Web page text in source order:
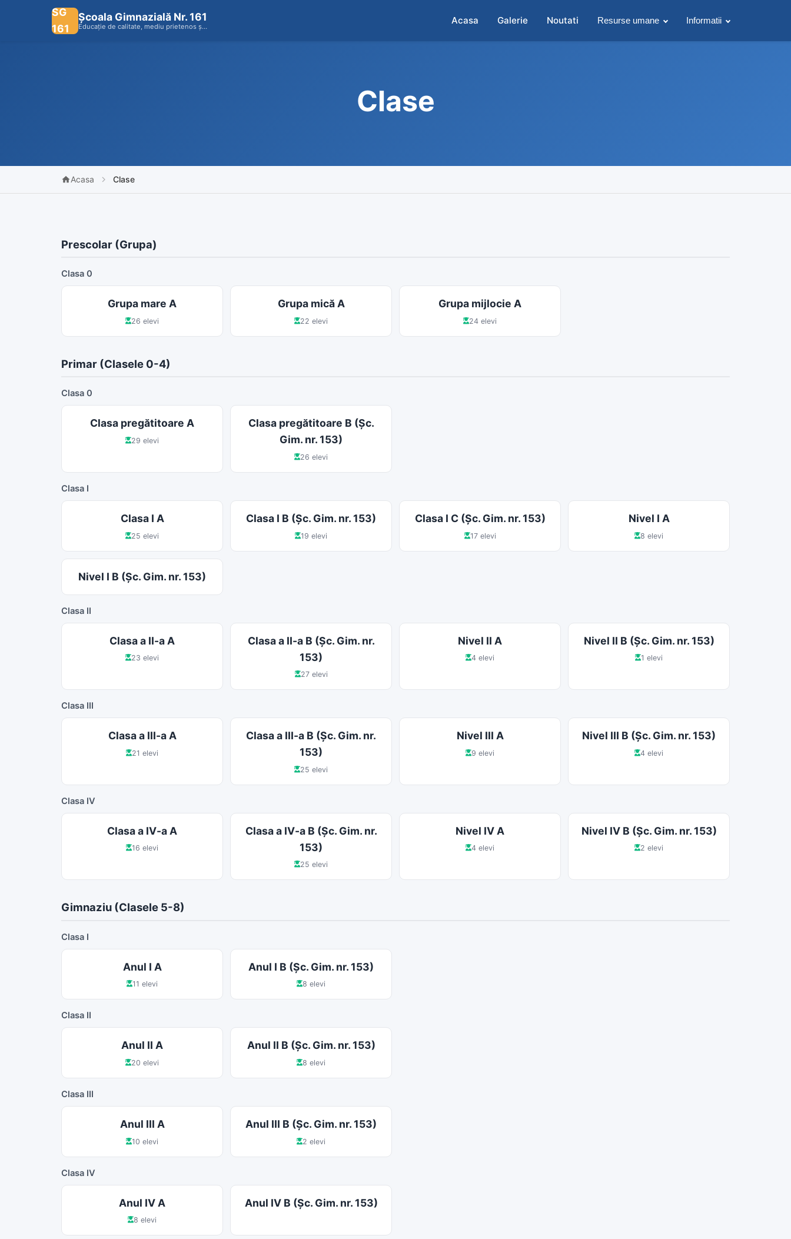
SG
161
Școala Gimnazială Nr. 161
Educație de calitate, mediu prietenos ș…
Acasa Galerie Noutati Resurse umane Informatii
Clase
Acasa Clase
Prescolar (Grupa)
Clasa 0
Grupa mare A
26 elevi
Grupa mică A
22 elevi
Grupa mijlocie A
24 elevi
Primar (Clasele 0-4)
Clasa 0
Clasa pregătitoare A
29 elevi
Clasa pregătitoare B (Şc.
Gim. nr. 153)
26 elevi
Clasa I
Clasa I A
25 elevi
Clasa I B (Şc. Gim. nr. 153)
19 elevi
Clasa I C (Şc. Gim. nr. 153)
17 elevi
Nivel I A
8 elevi
Nivel I B (Şc. Gim. nr. 153)
Clasa II
Clasa a II-a A
23 elevi
Clasa a II-a B (Şc. Gim. nr.
153)
27 elevi
Nivel II A
4 elevi
Nivel II B (Şc. Gim. nr. 153)
1 elevi
Clasa III
Clasa a III-a A
21 elevi
Clasa a III-a B (Şc. Gim. nr.
153)
25 elevi
Nivel III A
9 elevi
Nivel III B (Şc. Gim. nr. 153)
4 elevi
Clasa IV
Clasa a IV-a A
16 elevi
Clasa a IV-a B (Şc. Gim. nr.
153)
25 elevi
Nivel IV A
4 elevi
Nivel IV B (Şc. Gim. nr. 153)
2 elevi
Gimnaziu (Clasele 5-8)
Clasa I
Anul I A
11 elevi
Anul I B (Şc. Gim. nr. 153)
8 elevi
Clasa II
Anul II A
20 elevi
Anul II B (Şc. Gim. nr. 153)
8 elevi
Clasa III
Anul III A
10 elevi
Anul III B (Şc. Gim. nr. 153)
2 elevi
Clasa IV
Anul IV A
8 elevi
Anul IV B (Şc. Gim. nr. 153)